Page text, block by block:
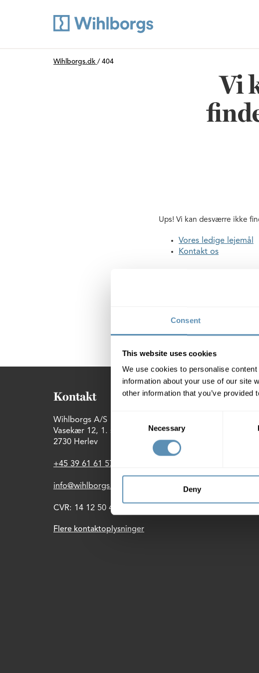
Consent
This website uses cookies
We use cookies to personalise
information about your use of our site
other information that you’ve
Selection
Necessary
Deny
Du är här:
Wihlborgs.dk / 404
Vi
Ups! Vi kan desværre ikke
Vores ledige lejemål
Kontakt os
Kontakt
Wihlborgs A/S
Vasekær 12, 1. sal th
2730 Herlev
+45 39 61 61 57
info@wihlborgs.dk
CVR: 14 12 50 43
Flere kontaktoplysninger
For dig
Ladestander